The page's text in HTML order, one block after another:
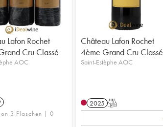
Lafon Rochet
Cru Classé
AOC
3 Flaschen | 0
Château Lafon Rochet
4ème Grand Cru Classé
Saint-Estèphe AOC
2025 T